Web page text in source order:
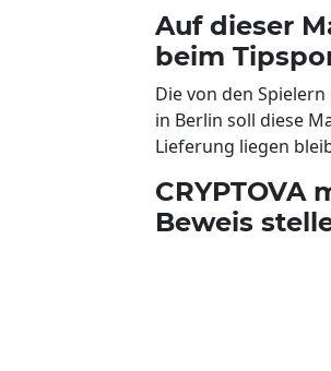
Auf dieser
beim
Die von den
in Berlin soll diese
Lieferung liegen
Beweis